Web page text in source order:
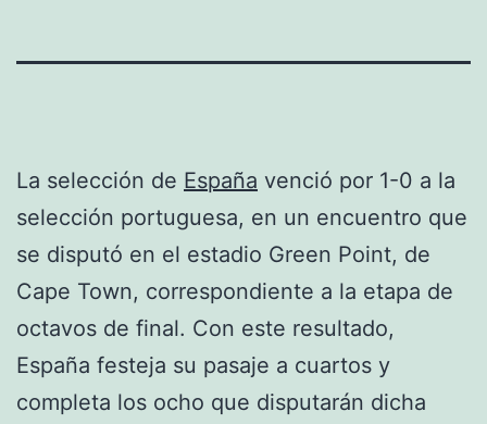
La selección de España venció por 1-0 a la
selección portuguesa, en un encuentro que
se disputó en el estadio Green Point, de
Cape Town, correspondiente a la etapa de
octavos de final. Con este resultado,
España festeja su pasaje a cuartos y
completa los ocho que disputarán dicha